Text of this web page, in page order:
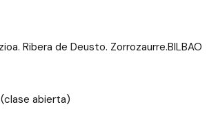
Ribera de Deusto. Zorrozaurre.BILBAO
(clase abierta)